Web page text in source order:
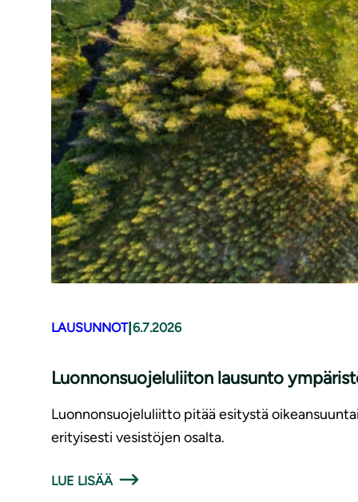
LAUSUNNOT| 6.7.2026
Luonnonsuojeluliiton lausunto
Luonnonsuojeluliitto pitää esitystä
erityisesti vesistöjen osalta.
LUE LISÄÄ